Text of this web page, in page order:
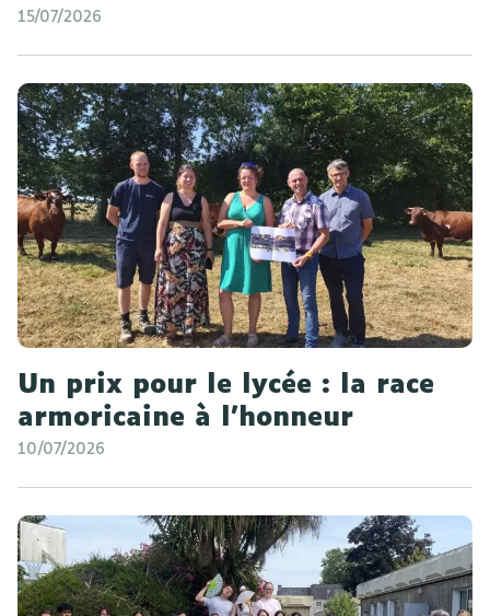
15/07/2026
Un prix pour le lycée : la race
armoricaine à l'honneur
10/07/2026